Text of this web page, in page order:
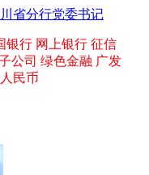
省分行党委书记
银行 网上银行 征信
公司 绿色金融 广发
民币